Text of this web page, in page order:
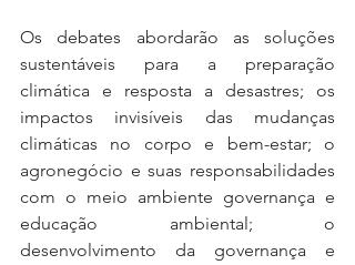
Os debates abordarão as soluções
sustentáveis para a preparação
climática e resposta a desastres; os
impactos invisíveis das mudanças
climáticas no corpo e bem-estar; o
agronegócio e suas responsabilidades
com o meio ambiente governança e
educação ambiental; o
desenvolvimento da governança e